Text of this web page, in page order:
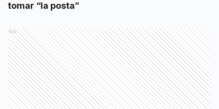
tomar “la posta”
Ads